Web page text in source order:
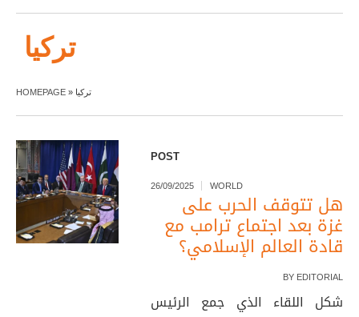
تركيا
HOMEPAGE » تركيا
POST
26/09/2025 WORLD
هل تتوقف الحرب على
غزة بعد اجتماع ترامب مع
قادة العالم الإسلامي؟
BY EDITORIAL
شكل اللقاء الذي جمع الرئيس